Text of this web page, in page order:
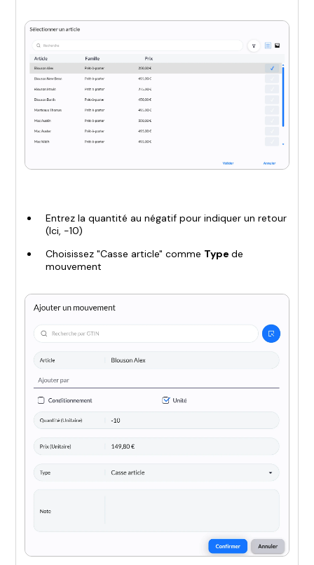
Entrez la quantité au négatif pour indiquer un retour
(Ici, -10)
Choisissez "Casse article" comme Typede
mouvement